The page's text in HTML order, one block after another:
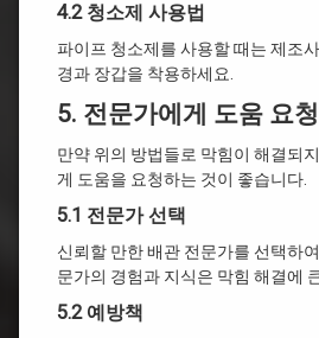
4.2 청소제 사용법
파이프 청소제를 사용할 때는 제조
경과 장갑을 착용하세요.
5. 전문가에게 도움 요청
만약 위의 방법들로 막힘이 해결되
게 도움을 요청하는 것이 좋습니다.
5.1 전문가 선택
신뢰할 만한 배관 전문가를 선택하
문가의 경험과 지식은 막힘 해결에
5.2 예방책